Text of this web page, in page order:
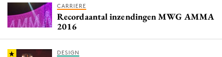
CARRIERE
Recordaantal inzendingen MWG AMMA
2016
DESIGN